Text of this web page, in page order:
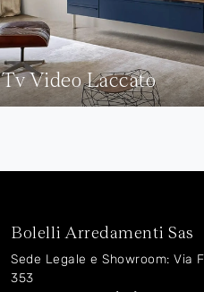
Tv Video Laccato
Bolelli Arredamenti Sas
Sede Legale e Showroom: Via
353